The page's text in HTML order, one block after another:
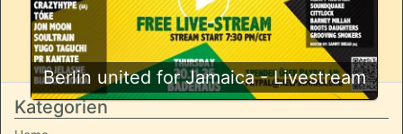
Berlin united for Jamaica - Livestream
Kategorien